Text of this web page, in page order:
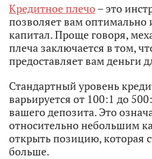
Кредитное плечо– это
позволяет вам оптимально
капитал. Проще говоря,
плеча заключается в том,
предоставляет вам деньги
Стандартный уровень
варьируется от 100:1 до
вашего депозита. Это
относительно небольшим
открыть позицию, которая
больше.